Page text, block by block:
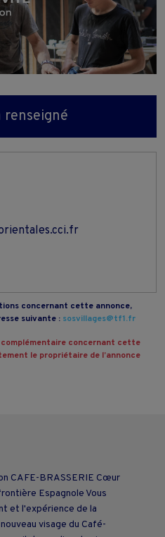
renseigné
concernant cette annonce,
suivante : sosvillages@tf1.fr
concernant cette
le propriétaire de l’annonce
CAFE-BRASSERIE Cœur
Espagnole Vous
et l'expérience de la
visage du Café-